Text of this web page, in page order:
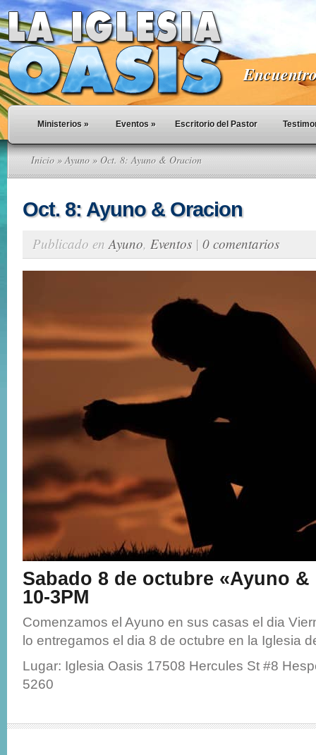
Ministerios » Eventos » Escritorio del Pastor
Inicio »Ayuno » Oct. 8: Ayuno & Oracion
Oct. 8: Ayuno & Oracion
Publicado enAyuno, Eventos | 0 comentarios
Sabado 8 de octubre «Ayuno &
10-3PM
Comenzamos el Ayuno en sus casas el dia
lo entregamos el dia 8 de octubre en la Iglesia
Lugar: Iglesia Oasis 17508 Hercules St #8
5260